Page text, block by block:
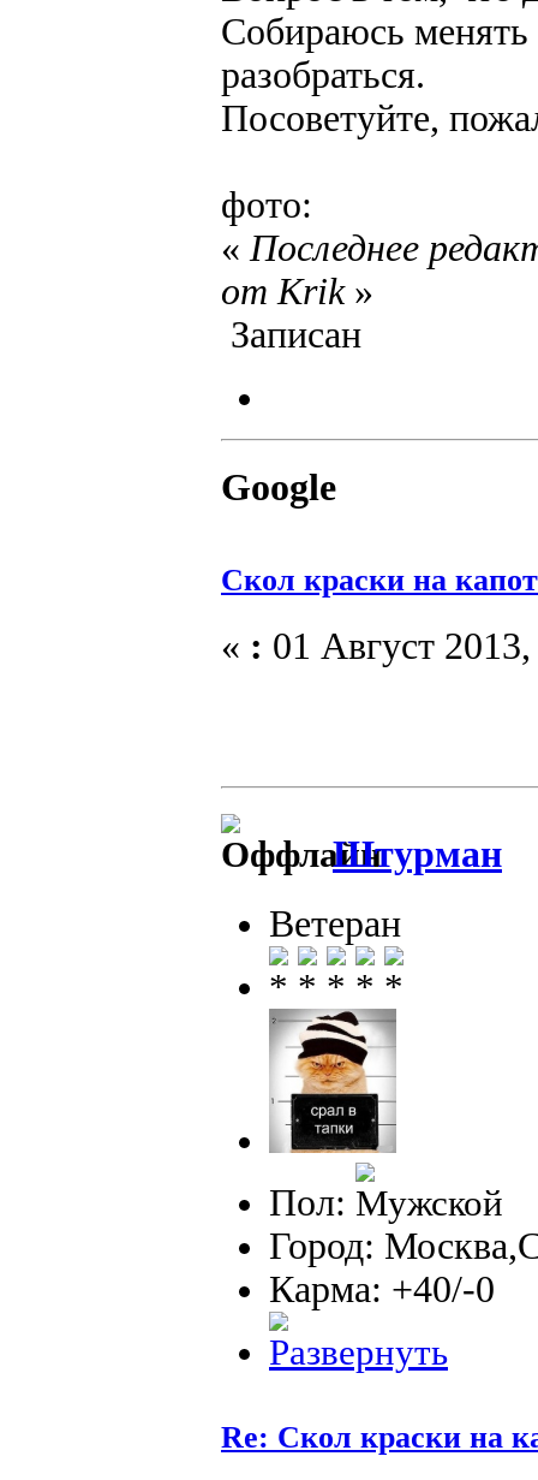
Собираюсь менять
разобраться.
Посоветуйте,
фото:
«Последнее
от Krik»
Записан
Google
Скол краски на
« : 01 Август
Штурман
Ветеран
Пол:
Город:
Карма: +40/-0
Re: Скол краски на